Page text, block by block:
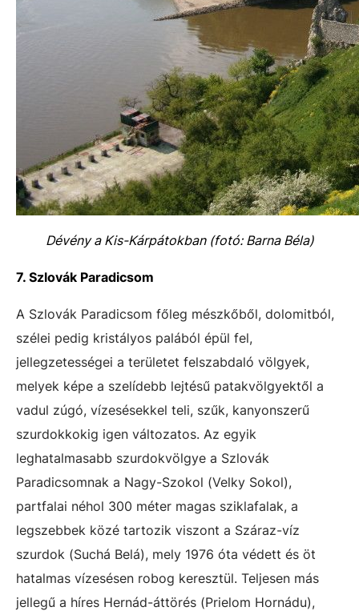
Dévény a Kis-Kárpátokban (fotó: Barna Béla)
7. Szlovák Paradicsom
A Szlovák Paradicsom főleg mészkőből, dolomitból,
szélei pedig kristályos palából épül fel,
jellegzetességei a területet felszabdaló völgyek,
melyek képe a szelídebb lejtésű patakvölgyektől a
vadul zúgó, vízesésekkel teli, szűk, kanyonszerű
szurdokkokig igen változatos. Az egyik
leghatalmasabb szurdokvölgye a Szlovák
Paradicsomnak a Nagy-Szokol (Velky Sokol),
partfalai néhol 300 méter magas sziklafalak, a
legszebbek közé tartozik viszont a Száraz-víz
szurdok (Suchá Belá), mely 1976 óta védett és öt
hatalmas vízesésen robog keresztül. Teljesen más
jellegű a híres Hernád-áttörés (Prielom Hornádu),